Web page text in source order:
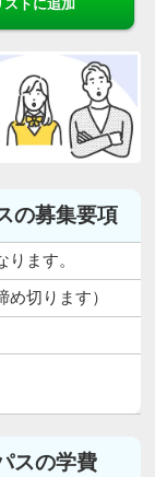
ストに追加
の募集要項
ます。
切ります）
スの学費